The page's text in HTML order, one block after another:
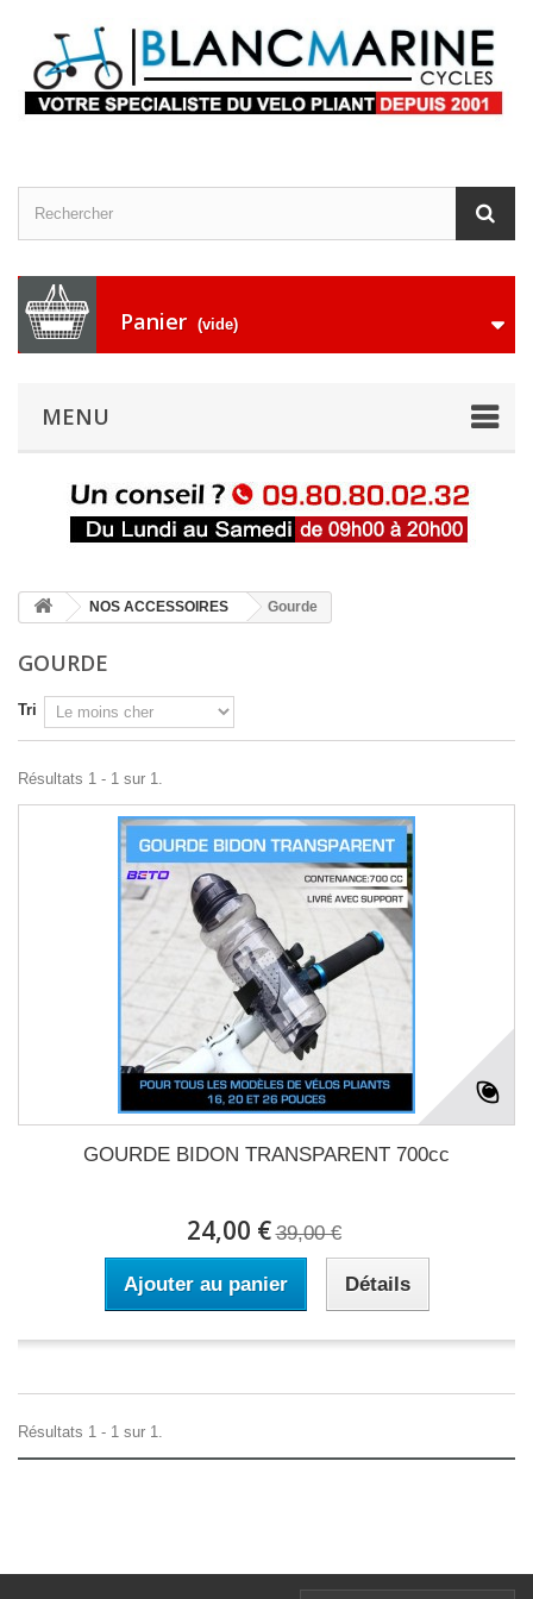
Panier (vide)
MENU
NOS ACCESSOIRES Gourde
GOURDE
Tri
Résultats 1 - 1 sur 1.
GOURDE BIDON TRANSPARENT 700cc
24,00 € 39,00 €
Ajouter au panier Détails
Résultats 1 - 1 sur 1.